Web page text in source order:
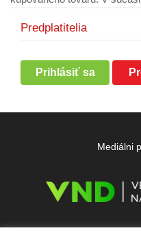
Predplatitelia
Prihlásiť sa
Mediálni